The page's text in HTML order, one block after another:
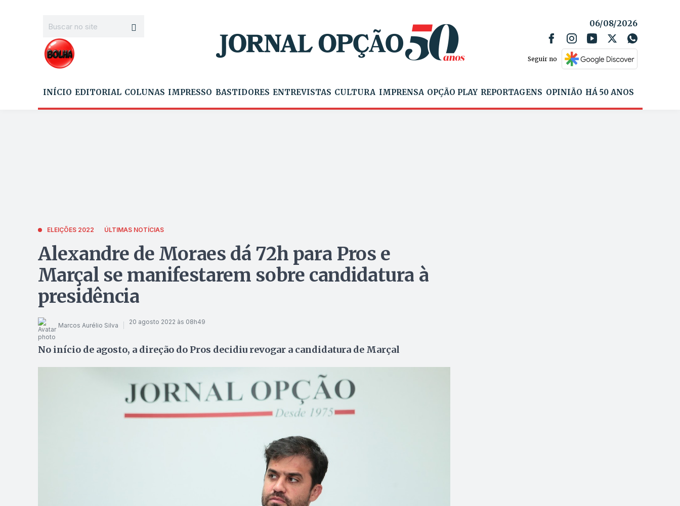
06/08/2026
Seguir no
INÍCIO EDITORIAL COLUNAS IMPRESSO BASTIDORES ENTREVISTAS CULTURA IMPRENSA OPÇÃO PLAY REPORTAGENS OPINIÃO HÁ 50 ANOS
ELEIÇÕES 2022 ÚLTIMAS NOTÍCIAS
Alexandre de Moraes dá 72h para Pros e
Marçal se manifestarem sobre candidatura à
presidência
Marcos Aurélio Silva 20 agosto 2022 às 08h49
No início de agosto, a direção do Pros decidiu revogar a candidatura de Marçal